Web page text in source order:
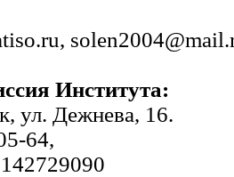
Института:
ул. Дежнева, 16.
64,